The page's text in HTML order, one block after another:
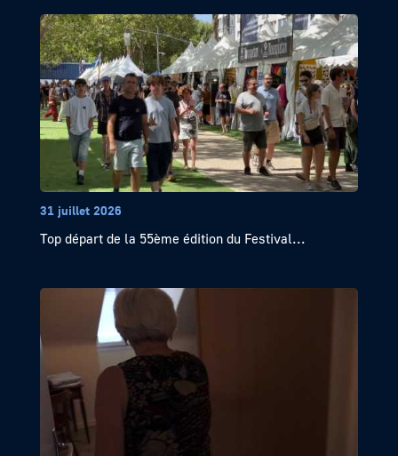
31 juillet 2026
Top départ de la 55ème édition du Festival...